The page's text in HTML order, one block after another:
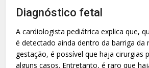
Diagnóstico fetal
A cardiologista pediátrica explica que,
é detectado ainda dentro da barriga da
gestação, é possível que haja cirurgias
alguns casos. Entretanto, é raro que